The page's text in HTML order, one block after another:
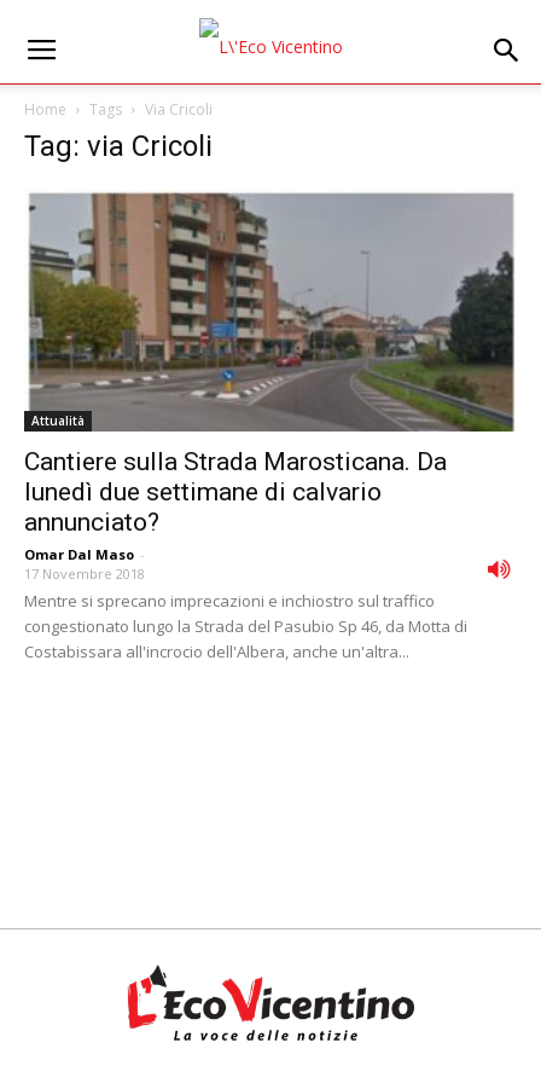
Home Tags Via Cricoli
Tag: via Cricoli
Attualità
Cantiere sulla Strada Marosticana. Da
lunedì due settimane di calvario
annunciato?
Omar Dal Maso -
17 Novembre 2018
Mentre si sprecano imprecazioni e inchiostro sul traffico
congestionato lungo la Strada del Pasubio Sp 46, da Motta di
Costabissara all'incrocio dell'Albera, anche un'altra...